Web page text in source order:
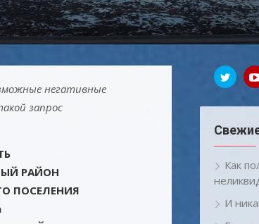
негативные
запрос
РАЙОН
ПОСЕЛЕНИЯ
Как
И